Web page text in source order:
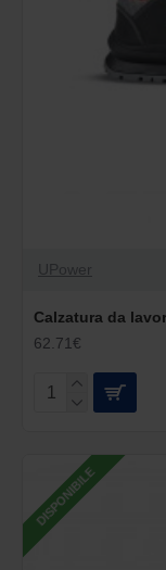
UPower
Calzatura da
62.71€
DISPONIBILE